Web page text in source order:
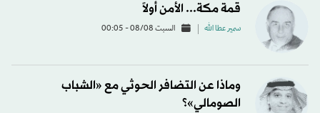
قمة مكة... الأمن أولاً
سمير عطا الله السبت 08/08 - 00:05
وماذا عن التضافر الحوثي مع «الشباب
الصومالي»؟